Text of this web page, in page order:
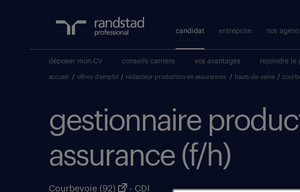
candidat entreprise nos
déposer mon CV conseils carriere vos avantages rejoindre le
accueil / offres d'emploi / rédacteur production en assurances / hauts-de-seine /
gestionnaire
assurance (f/h)
Courbevoie (92) - CDI